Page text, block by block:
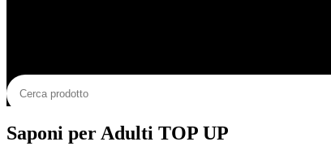
Saponi per Adulti TOP UP